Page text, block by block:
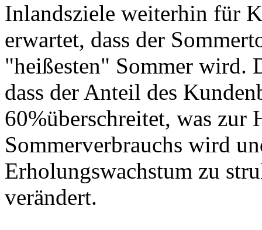
Inlandsziele weiterhin für
erwartet, dass der
"heißesten" Sommer wird.
dass der Anteil des
60%überschreitet, was zur
Sommerverbrauchs wird
Erholungswachstum zu
verändert.